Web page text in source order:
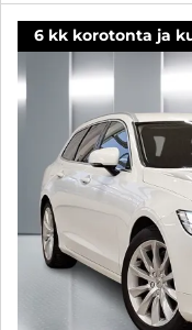
6 kk korotonta ja